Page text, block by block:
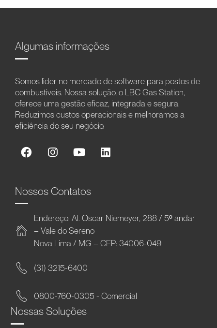
Algumas informações
Somos líder no mercado de software para postos de
combustíveis. Nossa solução, o LBC Gas Station,
oferece uma gestão eficaz, integrada e segura.
Reduzimos custos operacionais e melhoramos a
eficiência do seu negócio.
Nossos Contatos
Endereço: Al. Oscar Niemeyer, 288 / 5º andar
– Vale do Sereno
Nova Lima / MG – CEP: 34006-049
(31) 3215-6400
0800-760-0305 - Comercial
Nossas Soluções